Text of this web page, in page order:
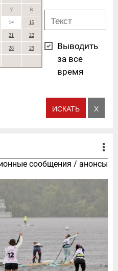
7 8
14 15
21 22
28 29
Выводить
за все
время
сообщения / анонсы